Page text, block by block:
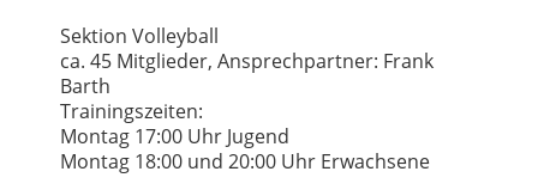
Sektion Volleyball
ca. 45 Mitglieder, Ansprechpartner: Frank
Barth
Trainingszeiten:
Montag 17:00 Uhr Jugend
Montag 18:00 und 20:00 Uhr Erwachsene